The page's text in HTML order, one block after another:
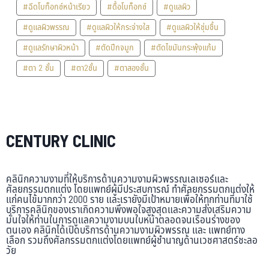
#ฉีดโบท็อกซ์หน้าเรียว
#ดื้อโบท็อกซ์
#ดูแลผิว
#ดูแลผิวพรรณ
#ดูแลผิวให้กระจ่างใส
#ดูแลผิวให้ชุ่มชื้น
#ดูแลรักษาผิวหน้า
#ตัดปีกจมูก
#ตัดไขมันกระพุ้งแก้ม
#ตา 2 ชั้น
#ตา2ชั้น #ตาสองชั้น
CENTURY CLINIC
คลินิกความงามที่ให้บริการด้านความงามผิวพรรณเลเซอร์และ
ศัลยกรรมตกแต่ง โดยแพทย์ผู้มีประสบการณ์ ทำศัลยกรรมตกแต่งให้
แก่คนไข้มากกว่า 2000 ราย และเรายังมีเป้าหมายเพื่อให้ทุกท่านที่มาใช้
บริการคลินิกของเราเกิดความพึงพอใจสูงสุดและความส่งเสริมความ
มั่นใจให้ท่านในการดูแลความงามบนใบหน้าตลอดจนเรือนร่างของ
ตนเอง คลินิกได้เปิดบริการด้านความงามผิวพรรณ และ แพทย์ทาง
เลือก รวมถึงศัลกรรมตกแต่งโดยแพทย์ผู้ชำนาญด้านเวชศาสตร์ชะลอ
วัย